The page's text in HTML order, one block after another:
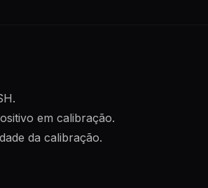
em calibração.
da calibração.